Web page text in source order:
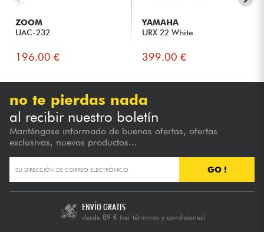
ZOOM
UAC-232
196.00 €
YAMAHA
URX 22 White
399.00 €
no te pierdas nada
al recibir nuestro boletín
Manténgase informado de buenas ofertas, ofertas
exclusivas, nuevos productos...
GO !
ENVÍO GRATIS
desde 89 € (ver términos y condiciones)